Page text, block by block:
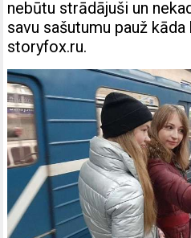
nebūtu strādājuši un
savu sašutumu pauž
storyfox.ru.